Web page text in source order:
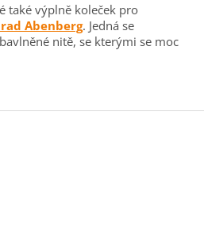
také výplně koleček pro
Abenberg. Jedná se
nitě, se kterými se moc